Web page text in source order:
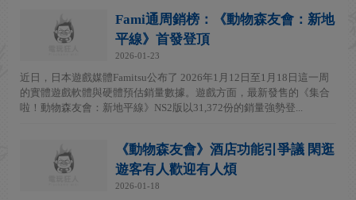
Fami通周銷榜：《動物森友會：新地
平線》首發登頂
2026-01-23
近日，日本遊戲媒體Famitsu公布了 2026年1月12日至1月18日這一周
的實體遊戲軟體與硬體預估銷量數據。遊戲方面，最新發售的《集合
啦！動物森友會：新地平線》NS2版以31,372份的銷量強勢登...
《動物森友會》酒店功能引爭議 閑逛
遊客有人歡迎有人煩
2026-01-18